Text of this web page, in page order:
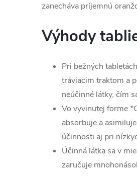
zanecháva príjemnú
Výhody
Pri bežných
tráviacim traktom a
neúčinné látky, čím
Vo vyvinutej forme
absorbuje a
účinnosti aj pri
Účinná látka sa v
zaručuje